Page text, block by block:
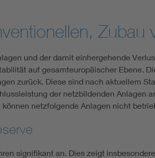
Zubau
und der damit einhergehende
auf gesamteuropäischer Ebene.
zurück. Diese sind nach aktuellem
der netzbildenden Anlagen
netzfolgende Anlagen nicht
signifikant an. Dies zeigt